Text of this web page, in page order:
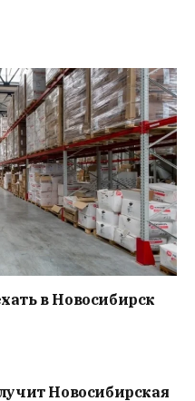
в Новосибирск
Новосибирская